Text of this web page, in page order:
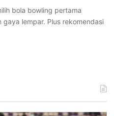
bola bowling pertama
lempar. Plus rekomendasi